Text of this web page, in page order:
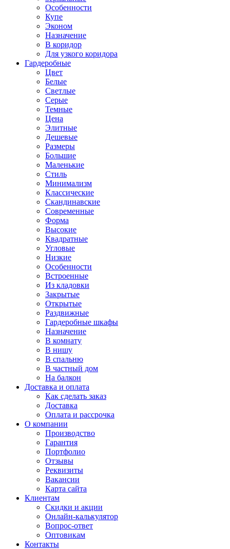
Особенности
Купе
Эконом
Назначение
В коридор
Для узкого коридора
Гардеробные
Цвет
Белые
Светлые
Серые
Темные
Цена
Элитные
Дешевые
Размеры
Большие
Маленькие
Стиль
Минимализм
Классические
Скандинавские
Современные
Форма
Высокие
Квадратные
Угловые
Низкие
Особенности
Встроенные
Из кладовки
Закрытые
Открытые
Раздвижные
Гардеробные шкафы
Назначение
В комнату
В нишу
В спальню
В частный дом
На балкон
Доставка и оплата
Как сделать заказ
Доставка
Оплата и рассрочка
О компании
Производство
Гарантия
Портфолио
Отзывы
Реквизиты
Вакансии
Карта сайта
Клиентам
Скидки и акции
Онлайн-калькулятор
Вопрос-ответ
Оптовикам
Контакты